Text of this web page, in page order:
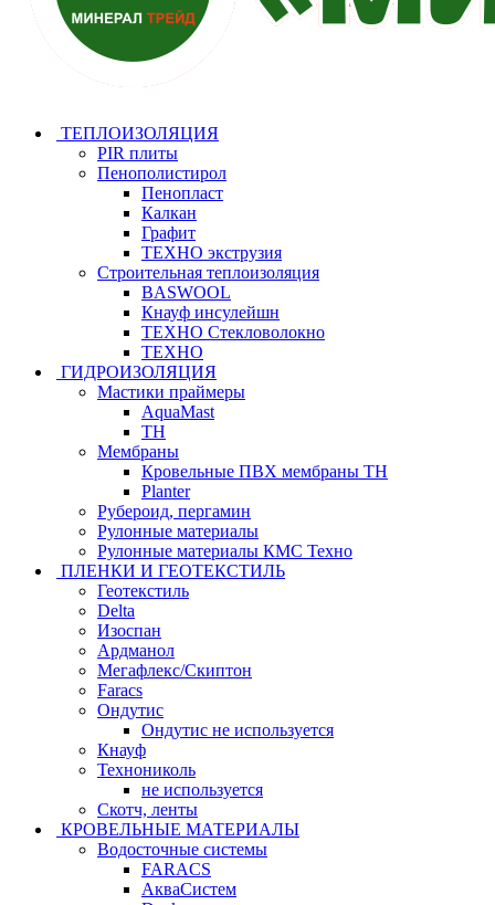
ТЕПЛОИЗОЛЯЦИЯ
PIR плиты
Пенополистирол
Пенопласт
Калкан
Графит
ТЕХНО экструзия
Строительная теплоизоляция
BASWOOL
Кнауф инсулейшн
ТЕХНО Стекловолокно
ТЕХНО
ГИДРОИЗОЛЯЦИЯ
Мастики праймеры
AquaMast
ТН
Мембраны
Кровельные ПВХ мембраны ТН
Planter
Рубероид, пергамин
Рулонные материалы
Рулонные материалы КМС Техно
ПЛЕНКИ И ГЕОТЕКСТИЛЬ
Геотекстиль
Delta
Изоспан
Ардманол
Мегафлекс/Скиптон
Faracs
Ондутис
Ондутис не используется
Кнауф
Технониколь
не используется
Скотч, ленты
КРОВЕЛЬНЫЕ МАТЕРИАЛЫ
Водосточные системы
FARACS
АкваСистем